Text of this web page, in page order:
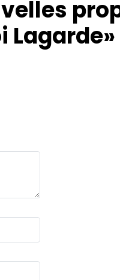
Lagarde»